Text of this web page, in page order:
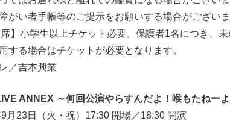
がい者手帳等のご提示をお願いする場合がございま
席】小学生以上チケット必要、保護者1名につき、
する場合はチケットが必要となります。
／吉本興業
ANNEX ～何回公演やらすんだよ！喉もたねー
月23日（火・祝）17:30 開場／18:30 開演